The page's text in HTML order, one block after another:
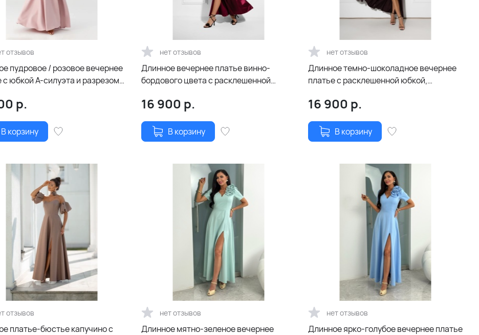
отзывов
пудровое / розовое вечернее
с юбкой А-силуэта и разрезом
р.
В корзину
нет отзывов
Длинное вечернее платье винно-
бордового цвета с расклешенной
16 900 р.
В корзину
нет отзывов
Длинное темно-шоколадное вечернее
платье с расклешенной юбкой,
16 900 р.
В корзину
отзывов
платье-бюстье капучино с
нет отзывов
Длинное мятно-зеленое вечернее
нет отзывов
Длинное ярко-голубое вечернее платье